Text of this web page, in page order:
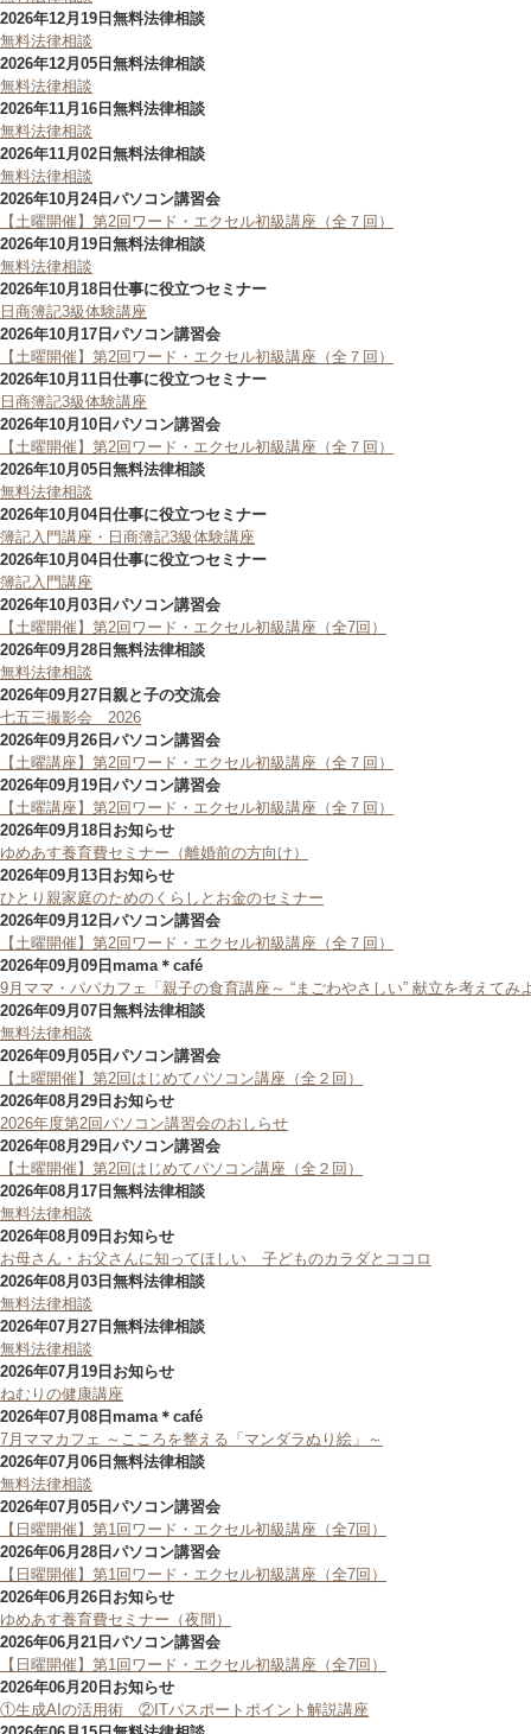
2026年12月19日 無料法律相談
無料法律相談
2026年12月05日 無料法律相談
無料法律相談
2026年11月16日 無料法律相談
無料法律相談
2026年11月02日 無料法律相談
無料法律相談
2026年10月24日 パソコン講習会
【土曜開催】第2回ワード・エクセル初級講座（全７回）
2026年10月19日 無料法律相談
無料法律相談
2026年10月18日 仕事に役立つセミナー
日商簿記3級体験講座
2026年10月17日 パソコン講習会
【土曜開催】第2回ワード・エクセル初級講座（全７回）
2026年10月11日 仕事に役立つセミナー
日商簿記3級体験講座
2026年10月10日 パソコン講習会
【土曜開催】第2回ワード・エクセル初級講座（全７回）
2026年10月05日 無料法律相談
無料法律相談
2026年10月04日 仕事に役立つセミナー
簿記入門講座・日商簿記3級体験講座
2026年10月04日 仕事に役立つセミナー
簿記入門講座
2026年10月03日 パソコン講習会
【土曜開催】第2回ワード・エクセル初級講座（全7回）
2026年09月28日 無料法律相談
無料法律相談
2026年09月27日 親と子の交流会
七五三撮影会 2026
2026年09月26日 パソコン講習会
【土曜講座】第2回ワード・エクセル初級講座（全７回）
2026年09月19日 パソコン講習会
【土曜講座】第2回ワード・エクセル初級講座（全７回）
2026年09月18日 お知らせ
ゆめあす養育費セミナー（離婚前の方向け）
2026年09月13日 お知らせ
ひとり親家庭のためのくらしとお金のセミナー
2026年09月12日 パソコン講習会
【土曜開催】第2回ワード・エクセル初級講座（全７回）
2026年09月09日 mama＊café
9月ママ・パパカフェ「親子の食育講座～ “まごわやさしい” 献立を考えてみ
2026年09月07日 無料法律相談
無料法律相談
2026年09月05日 パソコン講習会
【土曜開催】第2回はじめてパソコン講座（全２回）
2026年08月29日 お知らせ
2026年度第2回パソコン講習会のおしらせ
2026年08月29日 パソコン講習会
【土曜開催】第2回はじめてパソコン講座（全２回）
2026年08月17日 無料法律相談
無料法律相談
2026年08月09日 お知らせ
お母さん・お父さんに知ってほしい 子どものカラダとココロ
2026年08月03日 無料法律相談
無料法律相談
2026年07月27日 無料法律相談
無料法律相談
2026年07月19日 お知らせ
ねむりの健康講座
2026年07月08日 mama＊café
7月ママカフェ ～こころを整える「マンダラぬり絵」～
2026年07月06日 無料法律相談
無料法律相談
2026年07月05日 パソコン講習会
【日曜開催】第1回ワード・エクセル初級講座（全7回）
2026年06月28日 パソコン講習会
【日曜開催】第1回ワード・エクセル初級講座（全7回）
2026年06月26日 お知らせ
ゆめあす養育費セミナー（夜間）
2026年06月21日 パソコン講習会
【日曜開催】第1回ワード・エクセル初級講座（全7回）
2026年06月20日 お知らせ
①生成AIの活用術 ②ITパスポートポイント解説講座